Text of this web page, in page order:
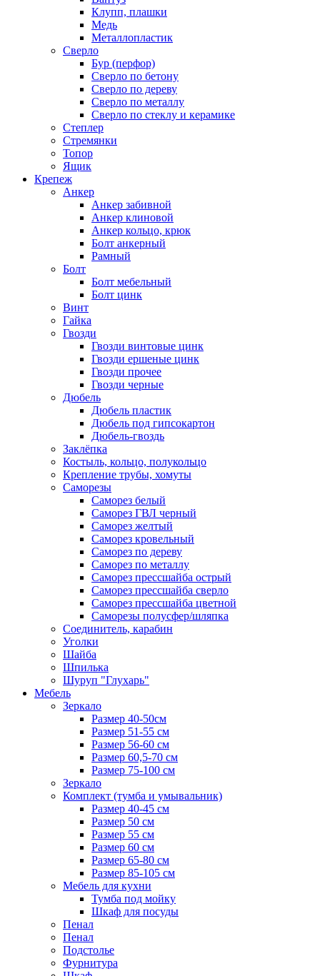
Клупп, плашки
Медь
Металлопластик
Сверло
Бур (перфор)
Сверло по бетону
Сверло по дереву
Сверло по металлу
Сверло по стеклу и керамике
Степлер
Стремянки
Топор
Ящик
Крепеж
Анкер
Анкер забивной
Анкер клиновой
Анкер кольцо, крюк
Болт анкерный
Рамный
Болт
Болт мебельный
Болт цинк
Винт
Гайка
Гвозди
Гвозди винтовые цинк
Гвозди ершеные цинк
Гвозди прочее
Гвозди черные
Дюбель
Дюбель пластик
Дюбель под гипсокартон
Дюбель-гвоздь
Заклёпка
Костыль, кольцо, полукольцо
Крепление трубы, хомуты
Саморезы
Саморез белый
Саморез ГВЛ черный
Саморез желтый
Саморез кровельный
Саморез по дереву
Саморез по металлу
Саморез прессшайба острый
Саморез прессшайба сверло
Саморез прессшайба цветной
Саморезы полусфер/шляпка
Соединитель, карабин
Уголки
Шайба
Шпилька
Шуруп "Глухарь"
Мебель
Зеркало
Размер 40-50см
Размер 51-55 см
Размер 56-60 см
Размер 60,5-70 см
Размер 75-100 см
Зеркало
Комплект (тумба и умывальник)
Размер 40-45 см
Размер 50 см
Размер 55 см
Размер 60 см
Размер 65-80 см
Размер 85-105 см
Мебель для кухни
Тумба под мойку
Шкаф для посуды
Пенал
Пенал
Подстолье
Фурнитура